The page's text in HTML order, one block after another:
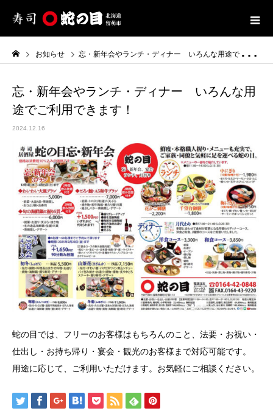
お知らせ 忘・新年会やランチ・ディナー いろんな用途でご利用できます！
忘・新年会やランチ・ディナー いろんな用
途でご利用できます！
2024.12.16
蛇の目では、フリーのお客様はもちろんのこと、法要・お祝い・
仕出し・お持ち帰り・宴会・観光のお客様まで対応可能です。
用途に応じて、ご利用いただけます。お気軽にご相談ください。